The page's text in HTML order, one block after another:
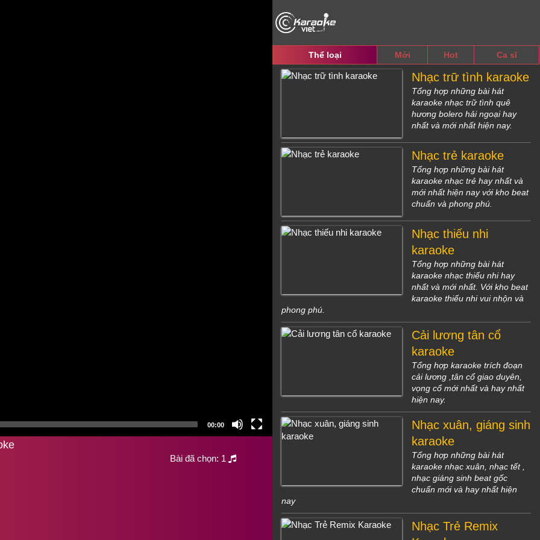
00:00
Bài đã chọn: 1
Thể loại Mới Hot Ca sĩ
Nhạc trữ tình karaoke
Tổng hợp những bài hát
karaoke nhạc trữ tình quê
hương bolero hải ngoại hay
nhất và mới nhất hiện nay.
Nhạc trẻ karaoke
Tổng hợp những bài hát
karaoke nhạc trẻ hay nhất và
mới nhất hiện nay với kho beat
chuẩn và phong phú.
Nhạc thiếu nhi
karaoke
Tổng hợp những bài hát
karaoke nhạc thiếu nhi hay
nhất và mới nhất. Với kho beat
karaoke thiếu nhi vui nhộn và
phong phú.
Cải lương tân cổ
karaoke
Tổng hợp karaoke trích đoạn
cải lương ,tân cổ giao duyên,
vọng cổ mới nhất và hay nhất
hiện nay.
Nhạc xuân, giáng sinh
karaoke
Tổng hợp những bài hát
karaoke nhạc xuân, nhạc tết ,
nhạc giáng sinh beat gốc
chuẩn mới và hay nhất hiện
nay
Nhạc Trẻ Remix